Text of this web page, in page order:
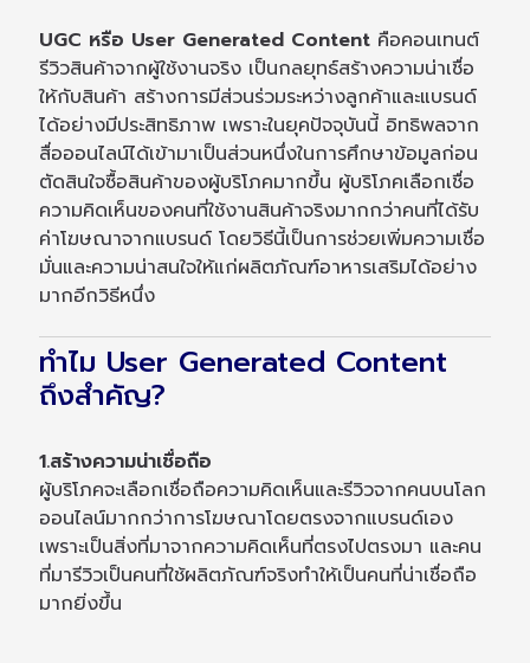
UGC หรือ User Generated Content คือคอนเทนต์
รีวิวสินค้าจากผู้ใช้งานจริง เป็นกลยุทธ์สร้างความน่าเชื่อ
ให้กับสินค้า สร้างการมีส่วนร่วมระหว่างลูกค้าและแบรนด์
ได้อย่างมีประสิทธิภาพ เพราะในยุคปัจจุบันนี้ อิทธิพลจาก
สื่อออนไลน์ได้เข้ามาเป็นส่วนหนึ่งในการศึกษาข้อมูลก่อน
ตัดสินใจซื้อสินค้าของผู้บริโภคมากขึ้น ผู้บริโภคเลือกเชื่อ
ความคิดเห็นของคนที่ใช้งานสินค้าจริงมากกว่าคนที่ได้รับ
ค่าโฆษณาจากแบรนด์ โดยวิธีนี้เป็นการช่วยเพิ่มความเชื่อ
มั่นและความน่าสนใจให้แก่ผลิตภัณฑ์อาหารเสริมได้อย่าง
มากอีกวิธีหนึ่ง
ทำไม User Generated Content
ถึงสำคัญ?
1.สร้างความน่าเชื่อถือ
ผู้บริโภคจะเลือกเชื่อถือความคิดเห็นและรีวิวจากคนบนโลก
ออนไลน์มากกว่าการโฆษณาโดยตรงจากแบรนด์เอง
เพราะเป็นสิ่งที่มาจากความคิดเห็นที่ตรงไปตรงมา และคน
ที่มารีวิวเป็นคนที่ใช้ผลิตภัณฑ์จริงทำให้เป็นคนที่น่าเชื่อถือ
มากยิ่งขึ้น